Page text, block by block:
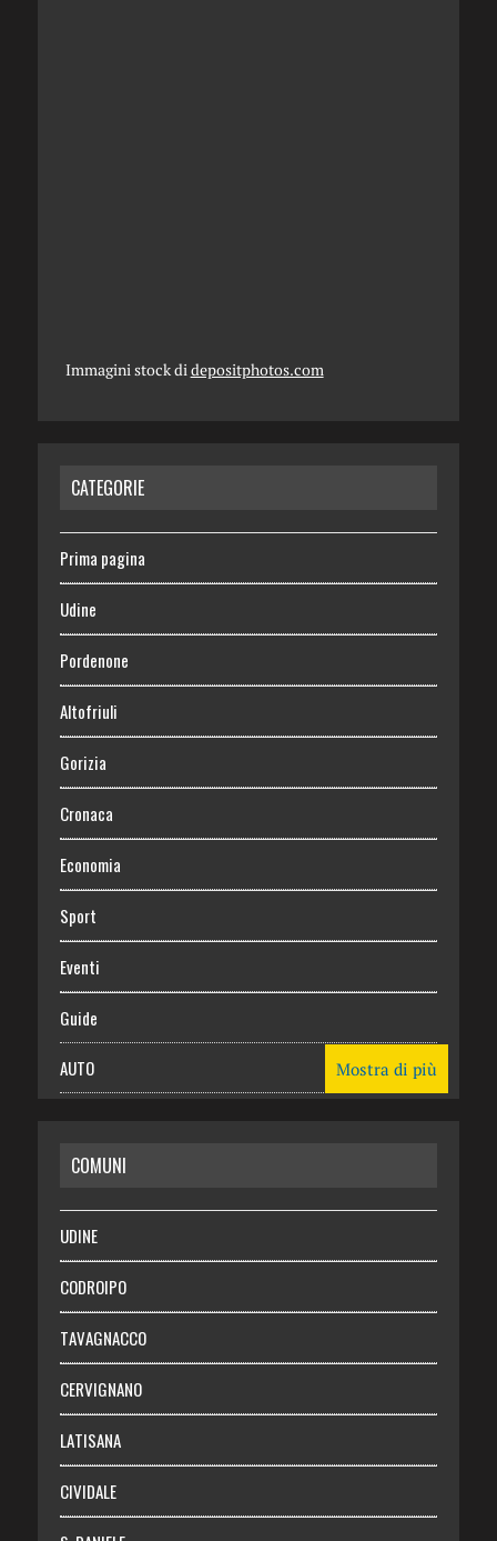
Immagini stock didepositphotos.com
CATEGORIE
Prima pagina
Udine
Pordenone
Altofriuli
Gorizia
Cronaca
Economia
Sport
Eventi
Guide
AUTO
RISPARMIO
SALUTE
Necrologie
Chi siamo
Abbonati
Login
Mostra di più
COMUNI
UDINE
CODROIPO
TAVAGNACCO
CERVIGNANO
LATISANA
CIVIDALE